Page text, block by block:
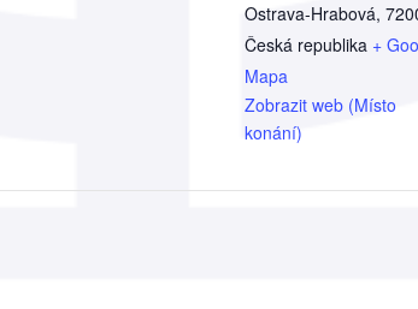
Ostrava-Hrabová,
Česká republika +
Mapa
Zobrazit web (Místo
konání)